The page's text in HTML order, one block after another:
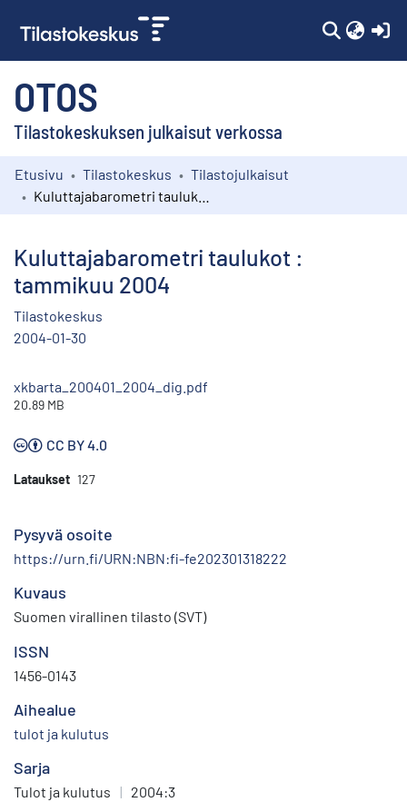
OTOS
Tilastokeskuksen julkaisut verkossa
Kokoelmat
Etusivu Tilastokeskus
Tilastojulkaisut
Kuluttajabarometri taulukot :
tammikuu 2004
Tilastokeskus
2004-01-30
xkbarta_200401_2004_dig.pdf
20.89 MB
CC BY 4.0
Lataukset 127
Pysyvä osoite
https://urn.fi/URN:NBN:fi-fe202301318222
Kuvaus
Suomen virallinen tilasto (SVT)
ISSN
1456-0143
Aihealue
tulot ja kulutus
Sarja
Tulot ja kulutus | 2004:3